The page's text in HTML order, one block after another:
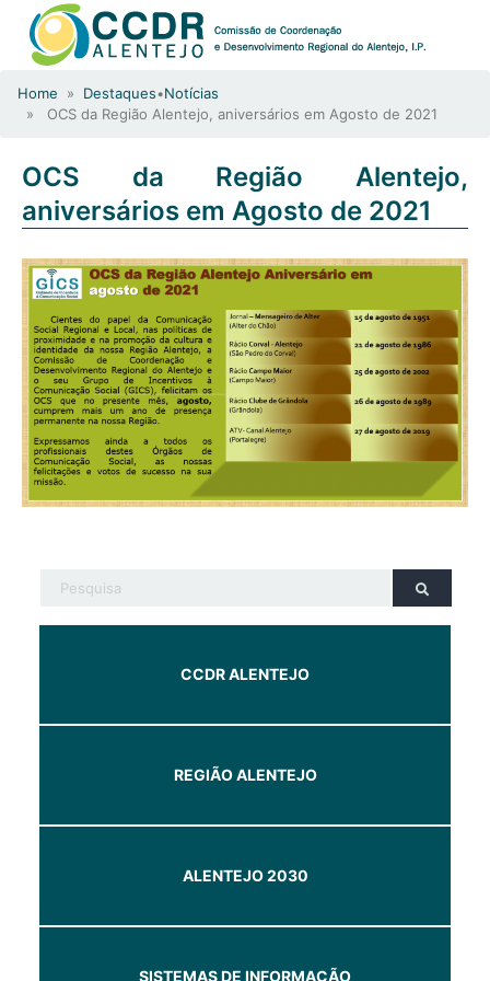
Home » Destaques•Notícias
» OCS da Região Alentejo, aniversários em Agosto de 2021
OCS da Região Alentejo,
aniversários em Agosto de 2021
CCDR ALENTEJO
REGIÃO ALENTEJO
ALENTEJO 2030
SISTEMAS DE INFORMAÇÃO